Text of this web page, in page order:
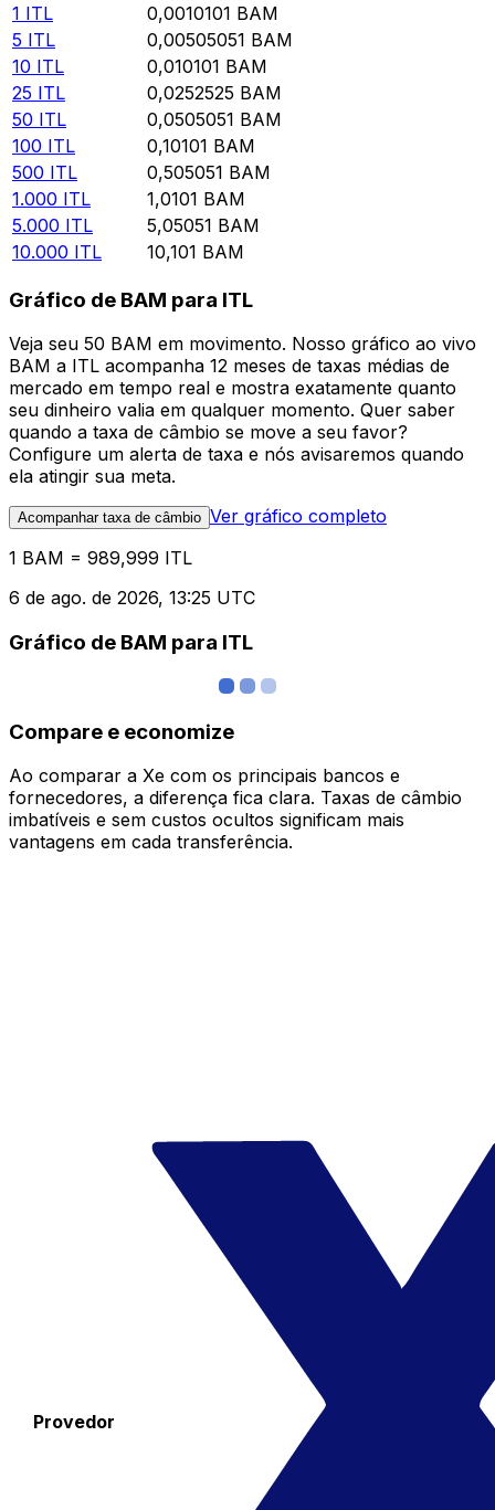
1 ITL 0,0010101 BAM
5 ITL 0,00505051 BAM
10 ITL 0,010101 BAM
25 ITL 0,0252525 BAM
50 ITL 0,0505051 BAM
100 ITL 0,10101 BAM
500 ITL 0,505051 BAM
1.000 ITL 1,0101 BAM
5.000 ITL 5,05051 BAM
10.000 ITL 10,101 BAM
Gráfico de BAM para ITL
Veja seu 50 BAM em movimento. Nosso gráfico ao vivo
BAM a ITL acompanha 12 meses de taxas médias de
mercado em tempo real e mostra exatamente quanto
seu dinheiro valia em qualquer momento. Quer saber
quando a taxa de câmbio se move a seu favor?
Configure um alerta de taxa e nós avisaremos quando
ela atingir sua meta.
Acompanhar taxa de câmbio Ver gráfico completo
1 BAM = 989,999 ITL
6 de ago. de 2026, 13:25 UTC
Gráfico de BAM para ITL
Compare e economize
Ao comparar a Xe com os principais bancos e
fornecedores, a diferença fica clara. Taxas de câmbio
imbatíveis e sem custos ocultos significam mais
vantagens em cada transferência.
Provedor